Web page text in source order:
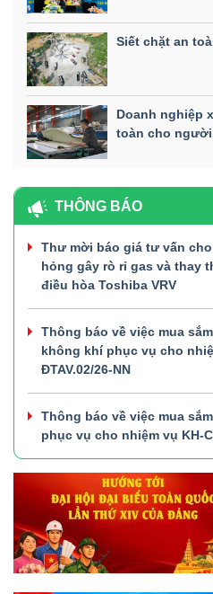
Siết chặt an
Doanh nghiệp
toàn cho
THÔNG BÁO
Thư mời báo giá tư vấn
hỏng gây rò rỉ gas và thay
điều hòa Toshiba VRV
Thông báo về việc mua
không khí phục vụ cho
ĐTAV.02/26-NN
Thông báo về việc mua
phục vụ cho nhiệm vụ KH-